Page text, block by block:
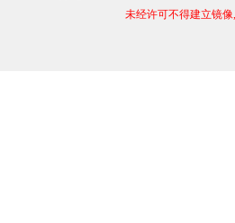
未经许可不得建立镜